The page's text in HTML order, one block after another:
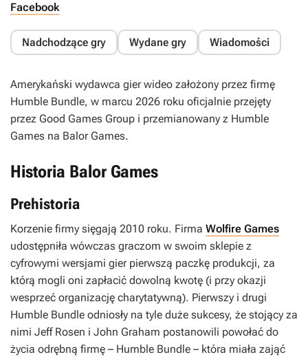
Facebook
Nadchodzące gry Wydane gry Wiadomości
Amerykański wydawca gier wideo założony przez firmę
Humble Bundle, w marcu 2026 roku oficjalnie przejęty
przez Good Games Group i przemianowany z Humble
Games na Balor Games.
Historia Balor Games
Prehistoria
Korzenie firmy sięgają 2010 roku. Firma Wolfire Games
udostępniła wówczas graczom w swoim sklepie z
cyfrowymi wersjami gier pierwszą paczkę produkcji, za
którą mogli oni zapłacić dowolną kwotę (i przy okazji
wesprzeć organizację charytatywną). Pierwszy i drugi
Humble Bundle odniosły na tyle duże sukcesy, że stojący za
nimi Jeff Rosen i John Graham postanowili powołać do
życia odrębną firmę – Humble Bundle – która miała zająć